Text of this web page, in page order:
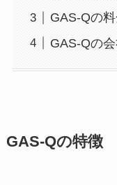
GAS-Qの料
GAS-Qの
GAS-Qの特徴